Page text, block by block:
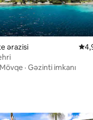
5, 10 rəy
ərazisi
Mövqe · Gəzinti imkanı